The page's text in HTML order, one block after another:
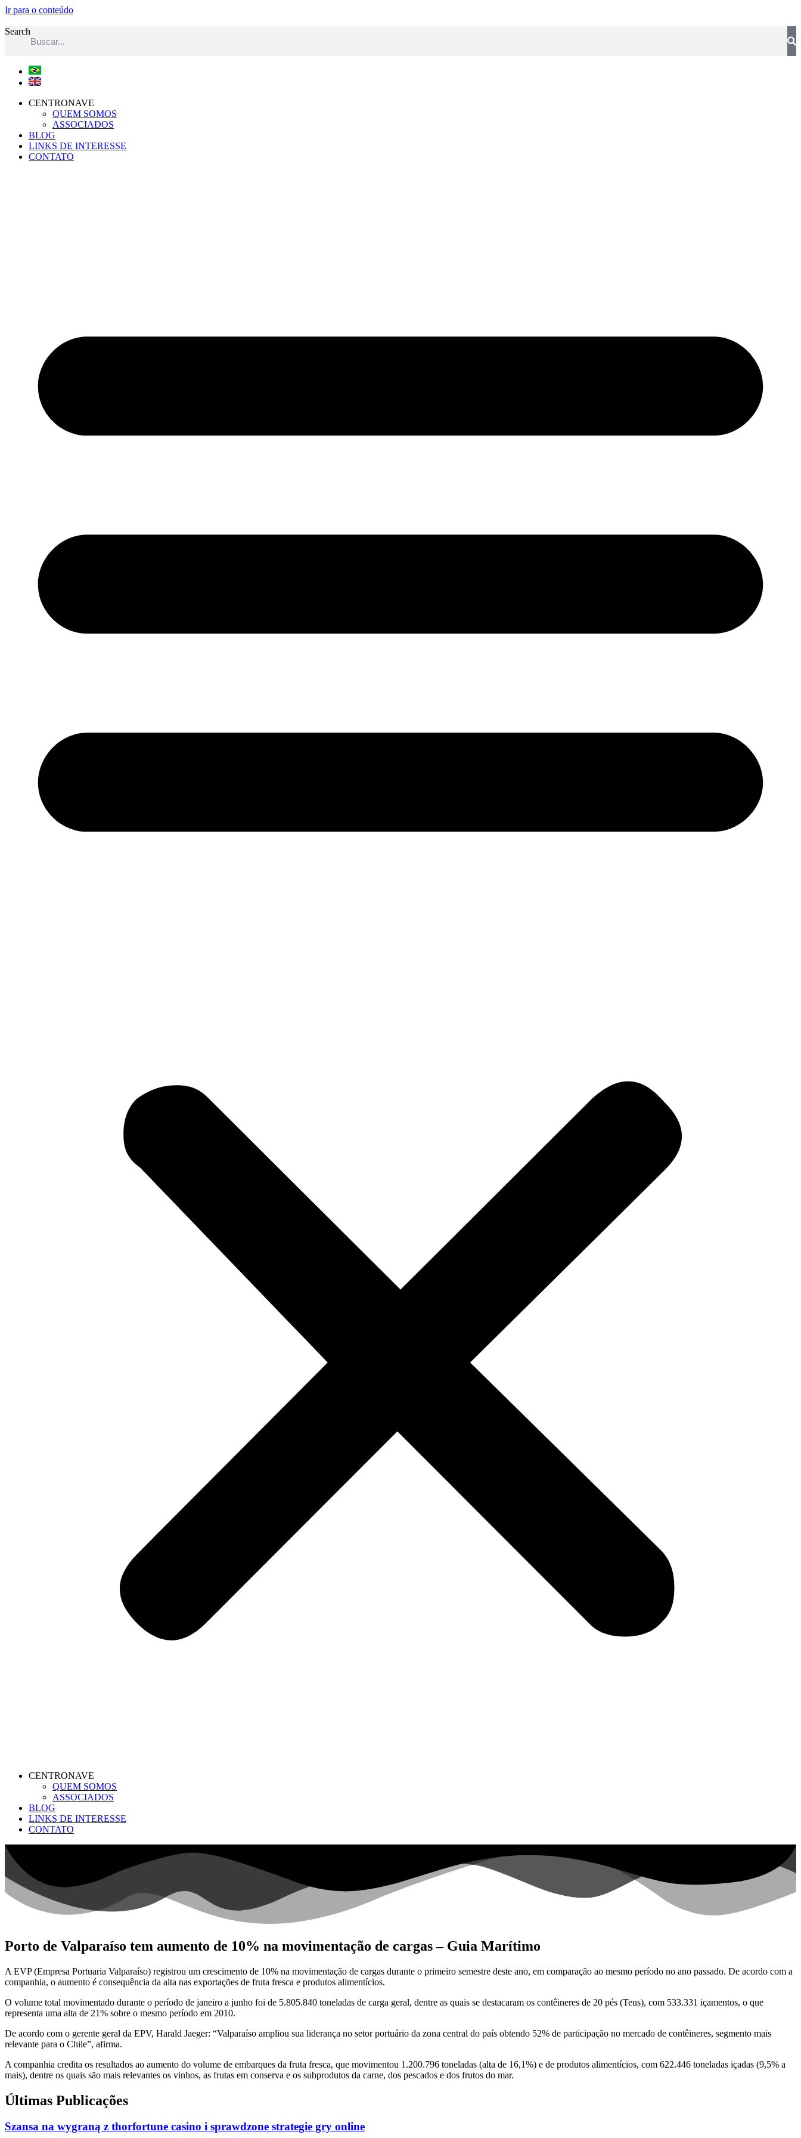
Ir para o conteúdo
Search
CENTRONAVE
QUEM SOMOS
ASSOCIADOS
BLOG
LINKS DE INTERESSE
CONTATO
CENTRONAVE
QUEM SOMOS
ASSOCIADOS
BLOG
LINKS DE INTERESSE
CONTATO
Porto de Valparaíso tem aumento de 10% na movimentação de cargas – Guia Marítimo
A EVP (Empresa Portuaria Valparaíso) registrou um crescimento de 10% na movimentação de cargas durante o primeiro semestre deste ano, em comparação ao mesmo período no ano passado. De acordo com a
companhia, o aumento é consequência da alta nas exportações de fruta fresca e produtos alimentícios.
O volume total movimentado durante o período de janeiro a junho foi de 5.805.840 toneladas de carga geral, dentre as quais se destacaram os contêineres de 20 pés (Teus), com 533.331 içamentos, o que
representa uma alta de 21% sobre o mesmo período em 2010.
De acordo com o gerente geral da EPV, Harald Jaeger: “Valparaíso ampliou sua liderança no setor portuário da zona central do país obtendo 52% de participação no mercado de contêineres, segmento mais
relevante para o Chile”, afirma.
A companhia credita os resultados ao aumento do volume de embarques da fruta fresca, que movimentou 1.200.796 toneladas (alta de 16,1%) e de produtos alimentícios, com 622.446 toneladas içadas (9,5% a
mais), dentre os quais são mais relevantes os vinhos, as frutas em conserva e os subprodutos da carne, dos pescados e dos frutos do mar.
Últimas Publicações
Szansa na wygraną z thorfortune casino i sprawdzone strategie gry online